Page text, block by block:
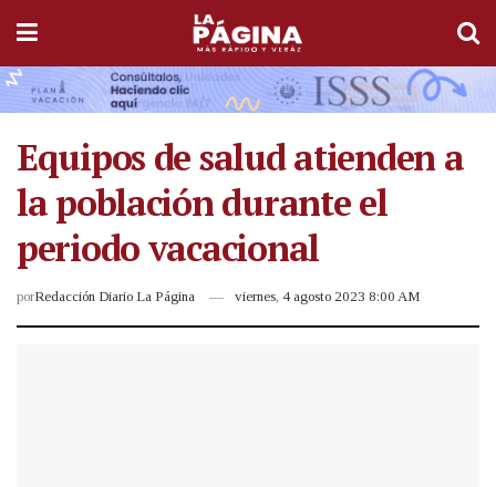
Equipos de salud atienden a
la población durante el
periodo vacacional
porRedacción Diario La Página viernes, 4 agosto 2023 8:00 AM